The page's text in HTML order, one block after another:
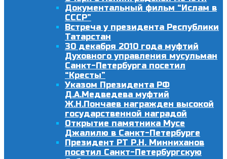
Документальный фильм “Ислам в
СССР”
Встреча у президента Республики
Татарстан
30 декабря 2010 года муфтий
Духовного управления мусульман
Санкт-Петербурга посетил
“Кресты”
Указом Президента РФ
Д.А.Медведева муфтий
Ж.Н.Пончаев награжден высокой
государственной наградой
Открытие памятника Мусе
Джалилю в Санкт-Петербурге
Президент РТ Р.Н. Минниханов
посетил Санкт-Петербургскую